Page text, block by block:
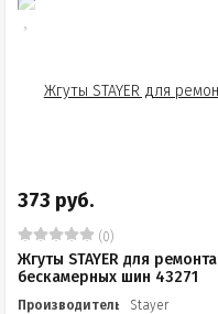
373 руб.
(0)
Жгуты STAYER для ремонта
бескамерных шин 43271
Производитель
Stayer